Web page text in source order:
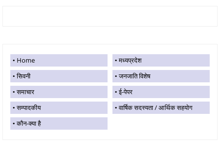
Home
मध्यप्रदेश
सिवनी
जनजाति विशेष
समाचार
ई-पेपर
सम्पादकीय
वार्षिक सदस्यता / आर्थिक सहयोग
कौन-क्या है